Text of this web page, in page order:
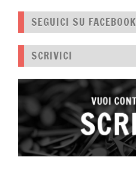
SEGUICI SU FACEBOOK
SCRIVICI